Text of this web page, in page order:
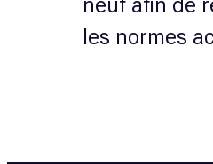
les normes